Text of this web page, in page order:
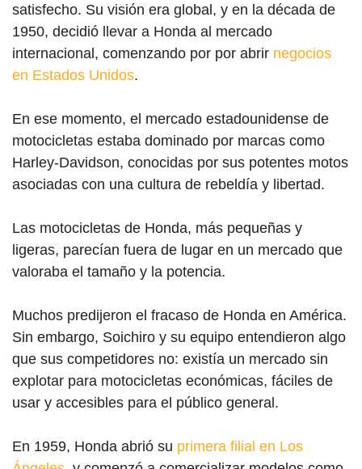
satisfecho. Su visión era global, y en la década de
1950, decidió llevar a Honda al mercado
internacional, comenzando por por abrir negocios
en Estados Unidos.
En ese momento, el mercado estadounidense de
motocicletas estaba dominado por marcas como
Harley-Davidson, conocidas por sus potentes motos
asociadas con una cultura de rebeldía y libertad.
Las motocicletas de Honda, más pequeñas y
ligeras, parecían fuera de lugar en un mercado que
valoraba el tamaño y la potencia.
Muchos predijeron el fracaso de Honda en América.
Sin embargo, Soichiro y su equipo entendieron algo
que sus competidores no: existía un mercado sin
explotar para motocicletas económicas, fáciles de
usar y accesibles para el público general.
En 1959, Honda abrió su primera filial en Los